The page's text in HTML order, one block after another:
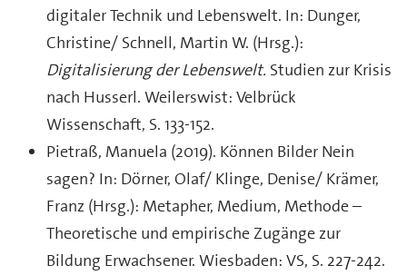
digitaler Technik und Lebenswelt. In: Dunger,
Christine/ Schnell, Martin W. (Hrsg.):
Digitalisierung der Lebenswelt. Studien zur Krisis
nach Husserl. Weilerswist: Velbrück
Wissenschaft, S. 133-152.
Pietraß, Manuela (2019). Können Bilder Nein
sagen? In: Dörner, Olaf/ Klinge, Denise/ Krämer,
Franz (Hrsg.): Metapher, Medium, Methode –
Theoretische und empirische Zugänge zur
Bildung Erwachsener. Wiesbaden: VS, S. 227-242.